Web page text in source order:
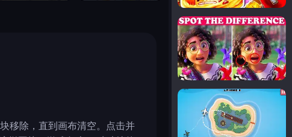
移除，直到画布清空。点击并
spot the differences
silly sky